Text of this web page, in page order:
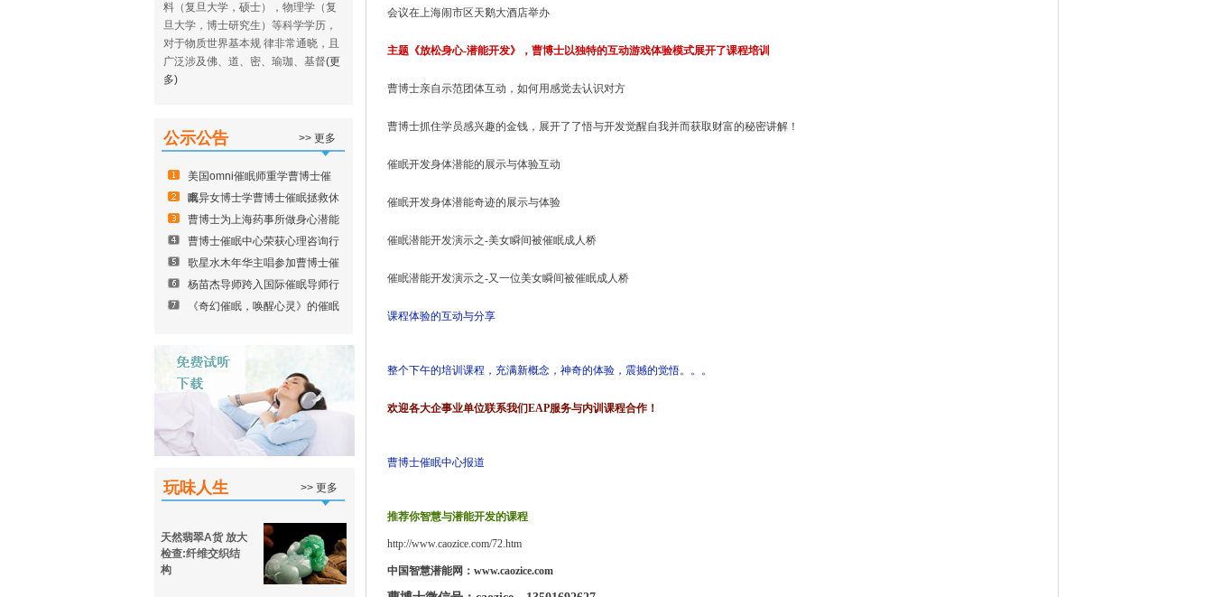
料（复旦大学，硕士），物理学（复
旦大学，博士研究生）等科学学历，
对于物质世界基本规 律非常通晓，且
广泛涉及佛、道、密、瑜珈、基督(更
多)
公示公告 >> 更多
美国omni催眠师重学曹博士催
眠
离异女博士学曹博士催眠拯救休
曹博士为上海药事所做身心潜能
曹博士催眠中心荣获心理咨询行
歌星水木年华主唱参加曹博士催
杨苗杰导师跨入国际催眠导师行
《奇幻催眠，唤醒心灵》的催眠
玩味人生 >> 更多
天然翡翠A货 放大
检查:纤维交织结
构
会议在上海闹市区天鹅大酒店举办
主题《放松身心-潜能开发》，曹博士以独特的互动游戏体验模式展开了课程培训
曹博士亲自示范团体互动，如何用感觉去认识对方
曹博士抓住学员感兴趣的金钱，展开了了悟与开发觉醒自我并而获取财富的秘密讲解！
催眠开发身体潜能的展示与体验互动
催眠开发身体潜能奇迹的展示与体验
催眠潜能开发演示之-美女瞬间被催眠成人桥
催眠潜能开发演示之-又一位美女瞬间被催眠成人桥
课程体验的互动与分享
整个下午的培训课程，充满新概念，神奇的体验，震撼的觉悟。。。
欢迎各大企事业单位联系我们EAP服务与内训课程合作！
曹博士催眠中心报道
推荐你智慧与潜能开发的课程
http://www.caozice.com/72.htm
中国智慧潜能网： www.caozice.com